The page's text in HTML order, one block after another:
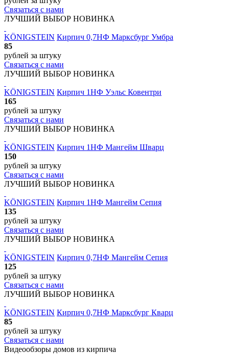
Связаться с нами
ЛУЧШИЙ ВЫБОР НОВИНКА
KÖNIGSTEIN Кирпич 0,7НФ Марксбург Умбра
85
рублей за штуку
Связаться с нами
ЛУЧШИЙ ВЫБОР НОВИНКА
KÖNIGSTEIN Кирпич 1НФ Уэльс Ковентри
165
рублей за штуку
Связаться с нами
ЛУЧШИЙ ВЫБОР НОВИНКА
KÖNIGSTEIN Кирпич 1НФ Мангейм Шварц
150
рублей за штуку
Связаться с нами
ЛУЧШИЙ ВЫБОР НОВИНКА
KÖNIGSTEIN Кирпич 1НФ Мангейм Сепия
135
рублей за штуку
Связаться с нами
ЛУЧШИЙ ВЫБОР НОВИНКА
KÖNIGSTEIN Кирпич 0,7НФ Мангейм Сепия
125
рублей за штуку
Связаться с нами
ЛУЧШИЙ ВЫБОР НОВИНКА
KÖNIGSTEIN Кирпич 0,7НФ Марксбург Кварц
85
рублей за штуку
Связаться с нами
Видеообзоры домов из кирпича